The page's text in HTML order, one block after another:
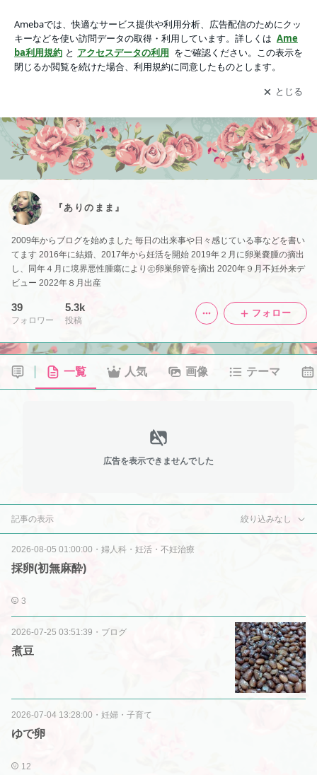
アプリをダウンロードして ブログの更新通知
を受け取りまし
ょう。
開く
『ありのまま』
2009年からブログを始めました 毎日の出来事や日々感じている事などを書い
てます 2016年に結婚、2017年から妊活を開始 2019年２月に卵巣嚢腫の摘出
し、同年４月に境界悪性腫瘍により㊧卵巣卵管を摘出 2020年９月不妊外来デ
ビュー 2022年８月出産
39
フォロワー
5.3k
投稿
フォロー
一覧 人気 画像 テーマ
広告を表示できませんでした
記事の表示 絞り込みなし
2026-08-05 01:00:00 ・ 婦人科・妊活・不妊治療
採卵(初無麻酔)
3
2026-07-25 03:51:39 ・ ブログ
煮豆
2026-07-04 13:28:00 ・ 妊婦・子育て
ゆで卵
12